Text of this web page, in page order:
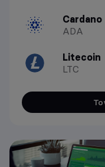
Cardano
ADA
Litecoin
LTC